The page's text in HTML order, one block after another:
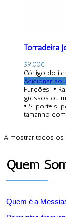
Torradeira
59.00€
Código do
Adicionar ao
Funções: •
grossos ou
• Suporte
tamanho
A mostrar todos os
Quem
Quem é a